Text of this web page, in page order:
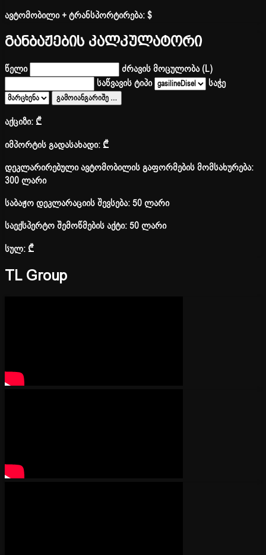
ავტომობილი + ტრანსპორტირება:$
განბაჟების კალკულატორი
წელი
ძრავის მოცულობა (L)
საწვავის ტიპი
საჭე
გამოიანგარიშე …
აქციზი:₾
იმპორტის გადასახადი:₾
დეკლარირებული ავტომობილის გაფორმების მომსახურება:
300 ლარი
საბაჟო დეკლარაციის შევსება: 50 ლარი
საექსპერტო შემოწმების აქტი: 50 ლარი
სულ:₾
TL Group